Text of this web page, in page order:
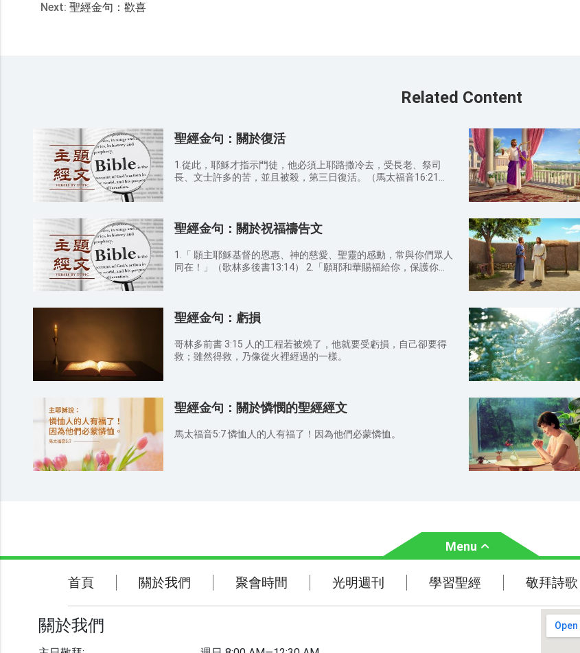
Next: 聖經金句：歡喜
Related Content
聖經金句：關於復活
1.從此，耶穌才指示門徒，他必須上耶路撒冷去，受長老、祭司
長、文士許多的苦，並且被殺，第三日復活。（馬太福音16:21）
看守的人就因他嚇得渾身亂戰，甚至和死人一樣。天使對婦女說：
照他所說的，已經復活了。你們來看安放主的地方。（馬太福音
28:1-6） 3.到耶穌復活以後，他們從墳墓裡出來，進了聖城，向許
多人顯現。（馬太福音27:53） 4.你們殺了那生命的主，神卻叫他
5:30 ） 6.願頌讚歸與我們主耶穌基督的父神！他曾照自己的大憐
憫，藉耶穌基督從死裡復活，重生了我們，叫我們有活潑的盼望，
（彼得前書 1:3 ） 7.耶穌對她說：「復活在我，生命也在我。信我
的人雖然死了，也必復活，（約翰福音 11:25 ） 8.因為我父的意思
是叫一切見子而信的人得永生，並且在末日我要叫他復活。（約翰
活的；我曾死過，現在又活了，直活到永永遠遠；並且拿著死亡和
陰間的鑰匙。（啟示錄 1:17-18 ） 10.並那誠實作見證的、從死裡
他愛我們，用自己的血使我們脫離（有古卷作：洗去）罪惡，（啟
聖經金句：關於祝福禱告文
1.「 願主耶穌基督的恩惠、神的慈愛、聖靈的感動，常與你們眾人
同在！」（歌林多後書13:14） 2.「願耶和華賜福給你，保護你。
禱！（詩篇17:1） 4.現在求你賜福與僕人的家，可以永存在你面
（撒母耳記下7:29） 5.論約瑟說：願他的地蒙耶和華賜福，得天上
的寶物、甘露，以及地裡所藏的泉水。（申命記33:13） 6.所以我
你們沒有奉我的名求什麼，如今你們求，就必得著，叫你們的喜樂
可以滿足。（約翰福音16:24）
聖經金句：虧損
哥林多前書 3:15 人的工程若被燒了，他就要受虧損，自己卻要得
救；雖然得救，乃像從火裡經過的一樣。
聖經金句：關於憐憫的聖經經文
馬太福音5:7 憐恤人的人有福了！因為他們必蒙憐恤。
Menu
關於我們
聯繫我們
聚會時間 光明週刊 學習聖經
主題經文
首頁 關於我們 聚會時間 光明週刊 學習聖經 敬拜詩歌
關於我們